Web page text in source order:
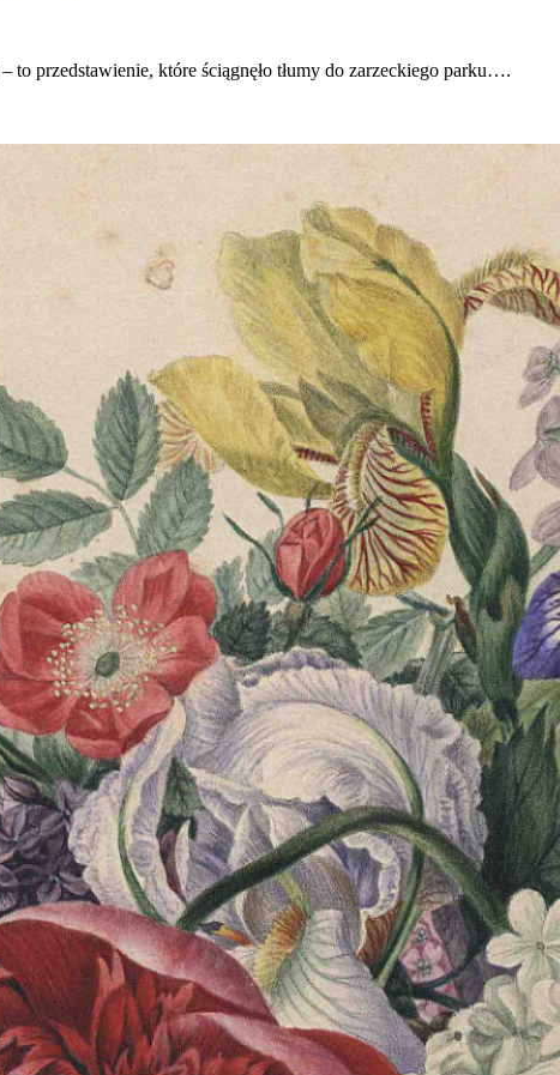
przedstawienie, które ściągnęło tłumy do zarzeckiego parku….